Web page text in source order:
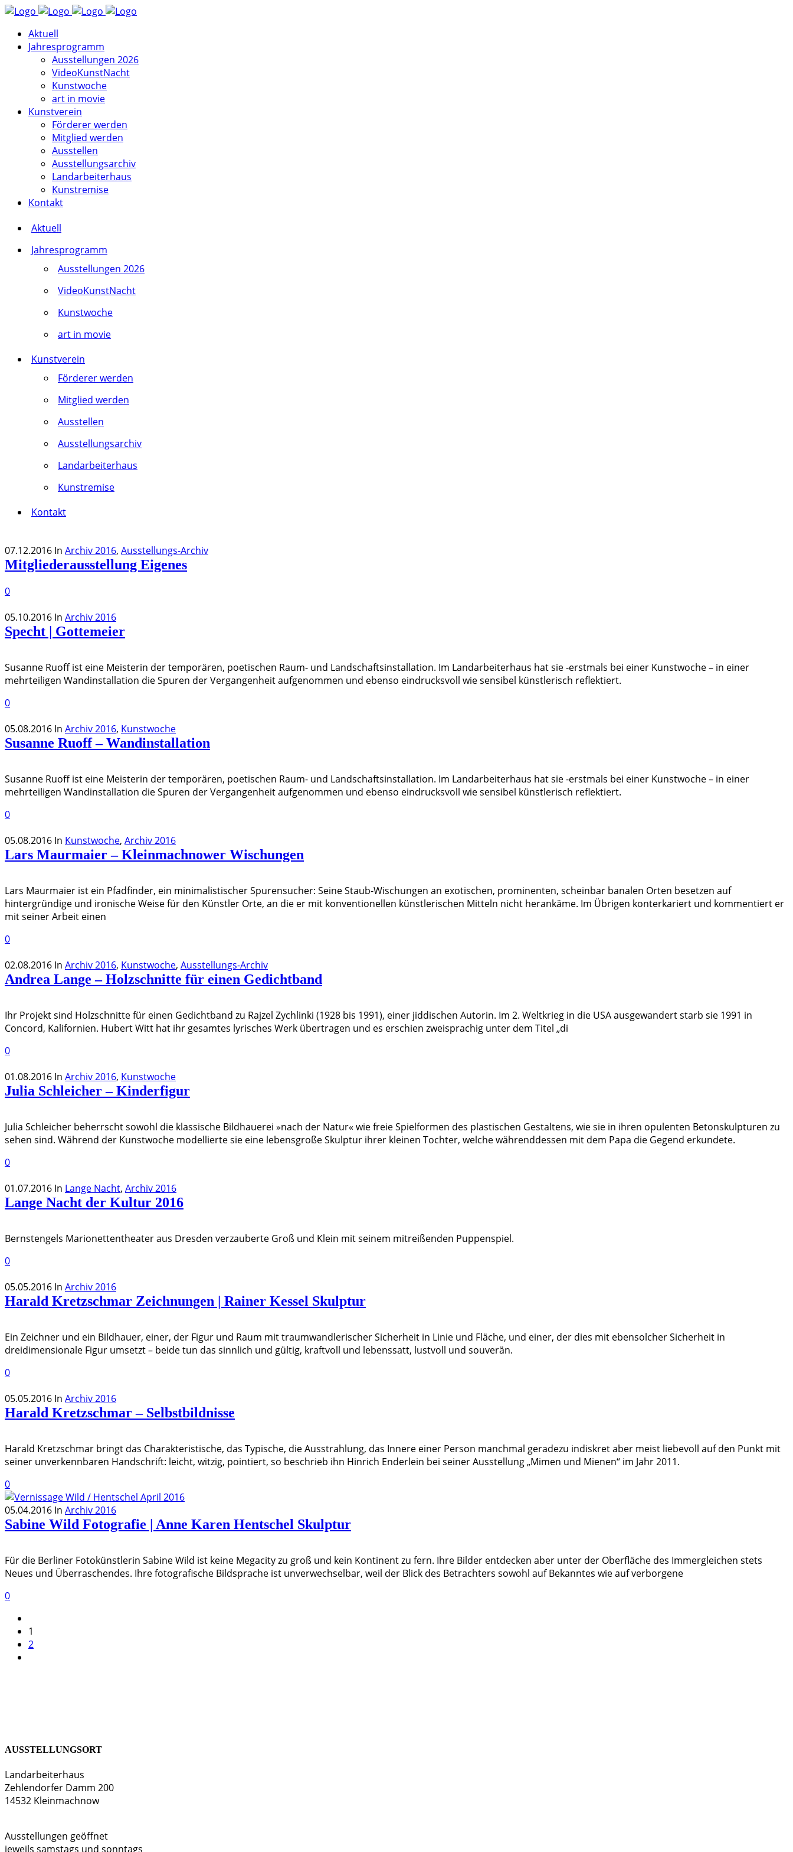
Aktuell
Jahresprogramm
Ausstellungen 2026
VideoKunstNacht
Kunstwoche
art in movie
Kunstverein
Förderer werden
Mitglied werden
Ausstellen
Ausstellungsarchiv
Landarbeiterhaus
Kunstremise
Kontakt
Aktuell
Jahresprogramm
Ausstellungen 2026
VideoKunstNacht
Kunstwoche
art in movie
Kunstverein
Förderer werden
Mitglied werden
Ausstellen
Ausstellungsarchiv
Landarbeiterhaus
Kunstremise
Kontakt
07.12.2016 In Archiv 2016, Ausstellungs-Archiv
Mitgliederausstellung Eigenes
0
05.10.2016 In Archiv 2016
Specht | Gottemeier
Susanne Ruoff ist eine Meisterin der temporären, poetischen Raum- und Landschaftsinstallation. Im Landarbeiterhaus hat sie -erstmals bei einer Kunstwoche – in einer
mehrteiligen Wandinstallation die Spuren der Vergangenheit aufgenommen und ebenso eindrucksvoll wie sensibel künstlerisch reflektiert.
0
05.08.2016 In Archiv 2016, Kunstwoche
Susanne Ruoff – Wandinstallation
Susanne Ruoff ist eine Meisterin der temporären, poetischen Raum- und Landschaftsinstallation. Im Landarbeiterhaus hat sie -erstmals bei einer Kunstwoche – in einer
mehrteiligen Wandinstallation die Spuren der Vergangenheit aufgenommen und ebenso eindrucksvoll wie sensibel künstlerisch reflektiert.
0
05.08.2016 In Kunstwoche, Archiv 2016
Lars Maurmaier – Kleinmachnower Wischungen
Lars Maurmaier ist ein Pfadfinder, ein minimalistischer Spurensucher: Seine Staub-Wischungen an exotischen, prominenten, scheinbar banalen Orten besetzen auf
hintergründige und ironische Weise für den Künstler Orte, an die er mit konventionellen künstlerischen Mitteln nicht herankäme. Im Übrigen konterkariert und kommentiert er
mit seiner Arbeit einen
0
02.08.2016 In Archiv 2016, Kunstwoche, Ausstellungs-Archiv
Andrea Lange – Holzschnitte für einen Gedichtband
Ihr Projekt sind Holzschnitte für einen Gedichtband zu Rajzel Zychlinki (1928 bis 1991), einer jiddischen Autorin. Im 2. Weltkrieg in die USA ausgewandert starb sie 1991 in
Concord, Kalifornien. Hubert Witt hat ihr gesamtes lyrisches Werk übertragen und es erschien zweisprachig unter dem Titel „di
0
01.08.2016 In Archiv 2016, Kunstwoche
Julia Schleicher – Kinderfigur
Julia Schleicher beherrscht sowohl die klassische Bildhauerei »nach der Natur« wie freie Spielformen des plastischen Gestaltens, wie sie in ihren opulenten Betonskulpturen zu
sehen sind. Während der Kunstwoche modellierte sie eine lebensgroße Skulptur ihrer kleinen Tochter, welche währenddessen mit dem Papa die Gegend erkundete.
0
01.07.2016 In Lange Nacht, Archiv 2016
Lange Nacht der Kultur 2016
Bernstengels Marionettentheater aus Dresden verzauberte Groß und Klein mit seinem mitreißenden Puppenspiel.
0
05.05.2016 In Archiv 2016
Harald Kretzschmar Zeichnungen | Rainer Kessel Skulptur
Ein Zeichner und ein Bildhauer, einer, der Figur und Raum mit traumwandlerischer Sicherheit in Linie und Fläche, und einer, der dies mit ebensolcher Sicherheit in
dreidimensionale Figur umsetzt – beide tun das sinnlich und gültig, kraftvoll und lebenssatt, lustvoll und souverän.
0
05.05.2016 In Archiv 2016
Harald Kretzschmar – Selbstbildnisse
Harald Kretzschmar bringt das Charakteristische, das Typische, die Ausstrahlung, das Innere einer Person manchmal geradezu indiskret aber meist liebevoll auf den Punkt mit
seiner unverkennbaren Handschrift: leicht, witzig, pointiert, so beschrieb ihn Hinrich Enderlein bei seiner Ausstellung „Mimen und Mienen“ im Jahr 2011.
0
05.04.2016 In Archiv 2016
Sabine Wild Fotografie | Anne Karen Hentschel Skulptur
Für die Berliner Fotokünstlerin Sabine Wild ist keine Megacity zu groß und kein Kontinent zu fern. Ihre Bilder entdecken aber unter der Oberfläche des Immergleichen stets
Neues und Überraschendes. Ihre fotografische Bildsprache ist unverwechselbar, weil der Blick des Betrachters sowohl auf Bekanntes wie auf verborgene
0
1
2
AUSSTELLUNGSORT
Landarbeiterhaus
Zehlendorfer Damm 200
14532 Kleinmachnow
Ausstellungen geöffnet
jeweils samstags und sonntags